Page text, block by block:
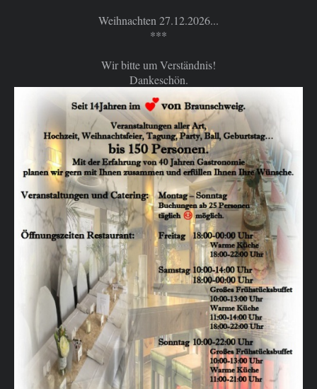
Weihnachten 27.12.2026...
***
Wir bitte um Verständnis!
Dankeschön.